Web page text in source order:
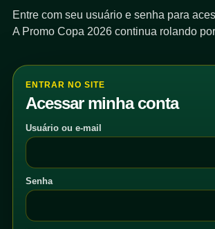
Entre com seu usuário e senha para
A Promo Copa 2026 continua rolando
ENTRAR NO SITE
Acessar minha conta
Usuário ou e-mail
Senha